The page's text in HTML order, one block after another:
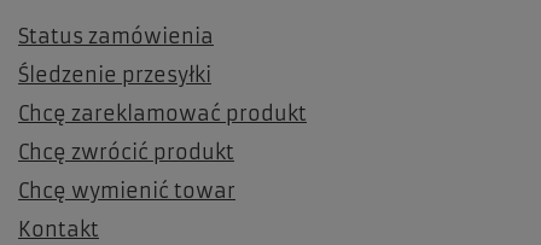
Status zamówienia
Śledzenie przesyłki
Chcę zareklamować produkt
Chcę zwrócić produkt
Chcę wymienić towar
Kontakt